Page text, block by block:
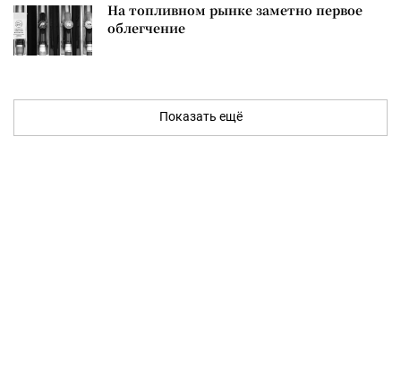
На топливном рынке заметно первое
облегчение
Показать ещё